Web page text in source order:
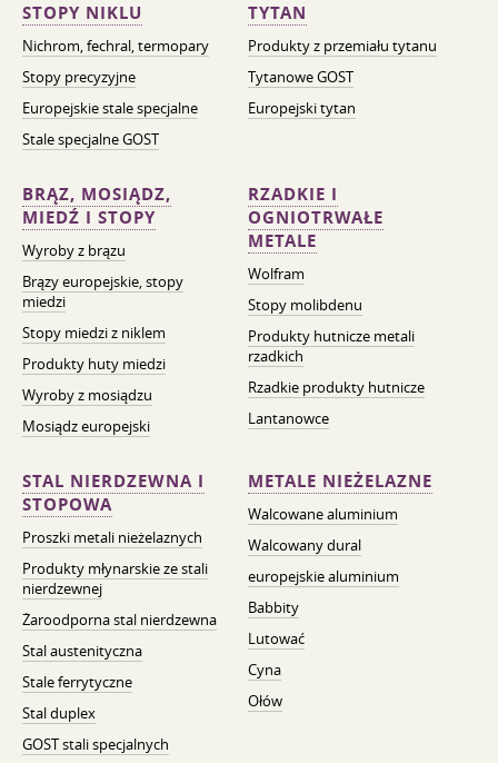
STOPY NIKLU
Nichrom, fechral, termopary
Stopy precyzyjne
Europejskie stale specjalne
Stale specjalne GOST
TYTAN
Produkty z przemiału tytanu
Tytanowe GOST
Europejski tytan
BRĄZ, MOSIĄDZ,
MIEDŹ I STOPY
Wyroby z brązu
Brązy europejskie, stopy
miedzi
Stopy miedzi z niklem
Produkty huty miedzi
Wyroby z mosiądzu
Mosiądz europejski
RZADKIE I
OGNIOTRWAŁE
METALE
Wolfram
Stopy molibdenu
Produkty hutnicze metali
rzadkich
Rzadkie produkty hutnicze
Lantanowce
STAL NIERDZEWNA I
STOPOWA
Proszki metali nieżelaznych
Produkty młynarskie ze stali
nierdzewnej
Żaroodporna stal nierdzewna
Stal austenityczna
Stale ferrytyczne
Stal duplex
GOST stali specjalnych
METALE NIEŻELAZNE
Walcowane aluminium
Walcowany dural
europejskie aluminium
Babbity
Lutować
Cyna
Ołów